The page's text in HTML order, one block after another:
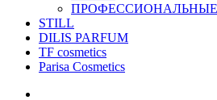
STILL
DILIS PARFUM
TF cosmetics
Parisa Cosmetics